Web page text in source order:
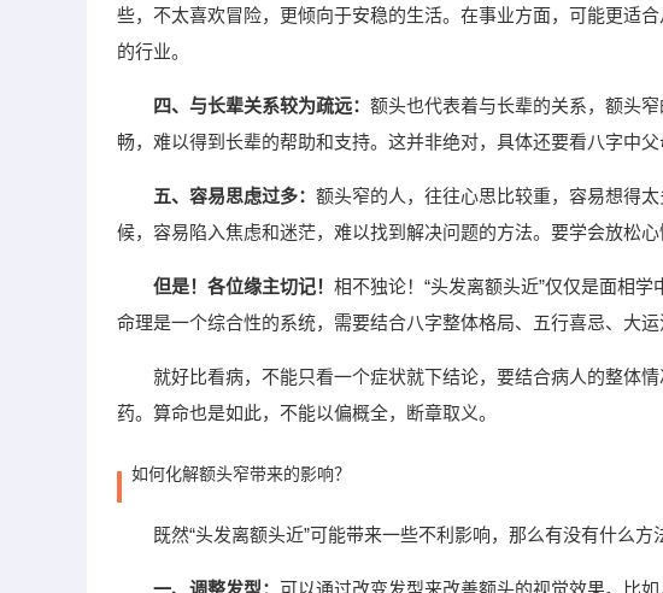
些，不太喜欢冒险，更倾向于安稳的生活。在事业方面，可能更适
的行业。
四、与长辈关系较为疏远： 额头也代表着与长辈的关系，额头
畅，难以得到长辈的帮助和支持。这并非绝对，具体还要看八字中父
五、容易思虑过多： 额头窄的人，往往心思比较重，容易想得
候，容易陷入焦虑和迷茫，难以找到解决问题的方法。要学会放松
但是！各位缘主切记！ 相不独论！“头发离额头近”仅仅是面相
命理是一个综合性的系统，需要结合八字整体格局、五行喜忌、大
就好比看病，不能只看一个症状就下结论，要结合病人的整体
药。算命也是如此，不能以偏概全，断章取义。
如何化解额头窄带来的影响？
既然“头发离额头近”可能带来一些不利影响，那么有没有什么
一、调整发型： 可以通过改变发型来改善额头的视觉效果。比